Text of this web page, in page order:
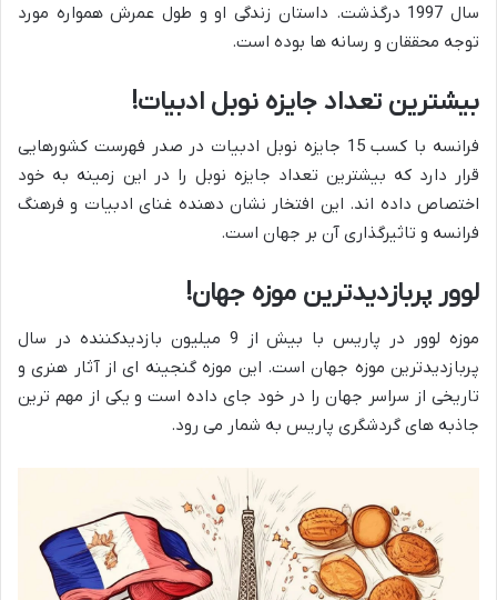
سال 1997 درگذشت. داستان زندگی او و طول عمرش همواره مورد
توجه محققان و رسانه ها بوده است.
بیشترین تعداد جایزه نوبل ادبیات!
فرانسه با کسب 15 جایزه نوبل ادبیات در صدر فهرست کشورهایی
قرار دارد که بیشترین تعداد جایزه نوبل را در این زمینه به خود
اختصاص داده اند. این افتخار نشان دهنده غنای ادبیات و فرهنگ
فرانسه و تاثیرگذاری آن بر جهان است.
لوور پربازدیدترین موزه جهان!
موزه لوور در پاریس با بیش از 9 میلیون بازدیدکننده در سال
پربازدیدترین موزه جهان است. این موزه گنجینه ای از آثار هنری و
تاریخی از سراسر جهان را در خود جای داده است و یکی از مهم ترین
جاذبه های گردشگری پاریس به شمار می رود.